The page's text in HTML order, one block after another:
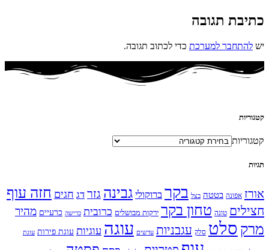
כתיבת תגובה
יש להתחבר למערכת כדי לכתוב תגובה.
קטגוריות
קטגוריות
תגיות
אורז אפונה בטטה בצל בקר ברוקולי גבינה גזר דג חגים חזה עוף
חצילים טונה טחון בקר ירקות מבושלים כרובית כרישה כרעיים מהיר
מרק סלט סלק עגבניות עדשים עוגה עוגיות עוגת פירות עוגת